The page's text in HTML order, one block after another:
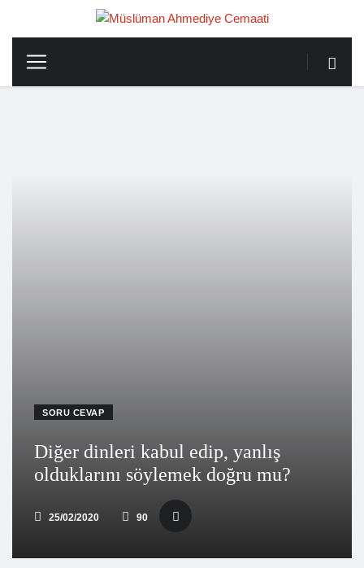
SORU CEVAP
Diğer dinleri kabul edip, yanlış
olduklarını söylemek doğru mu?
25/02/2020 90